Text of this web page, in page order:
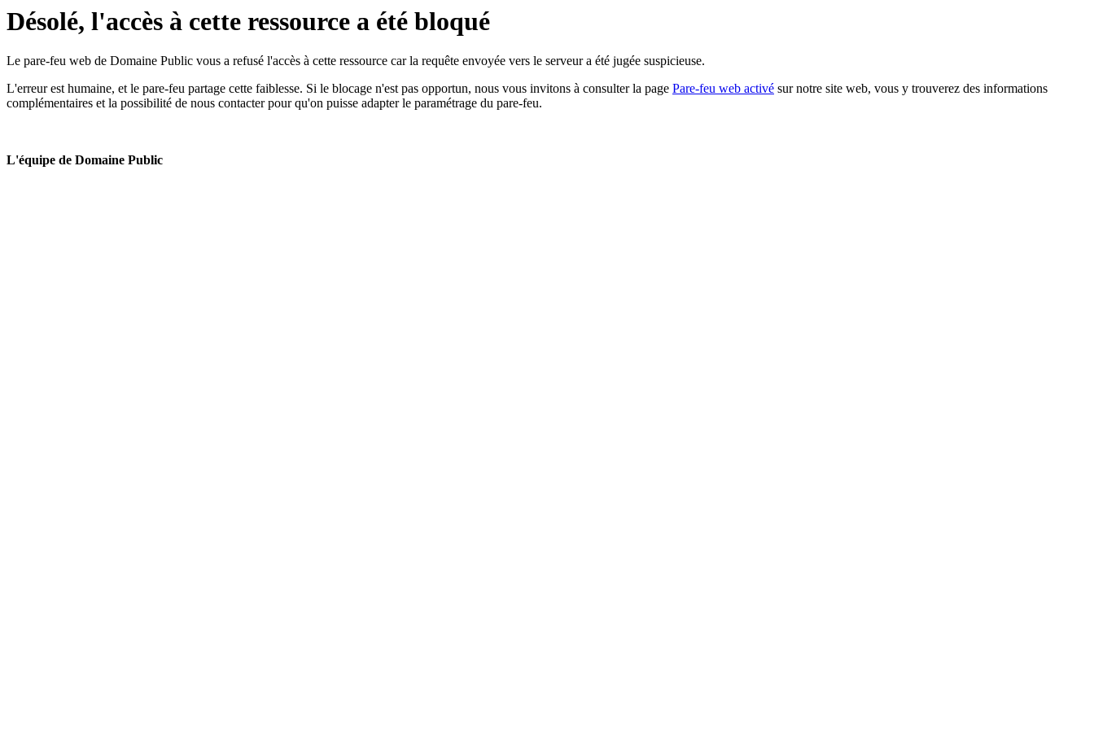
Désolé, l'accès à cette ressource a été bloqué
Le pare-feu web de Domaine Public vous a refusé l'accès à cette ressource car la requête envoyée vers le serveur a été jugée suspicieuse.
L'erreur est humaine, et le pare-feu partage cette faiblesse. Si le blocage n'est pas opportun, nous vous invitons à consulter la page Pare-feu web activé sur notre site web, vous y trouverez des informations
complémentaires et la possibilité de nous contacter pour qu'on puisse adapter le paramétrage du pare-feu.
L'équipe de Domaine Public